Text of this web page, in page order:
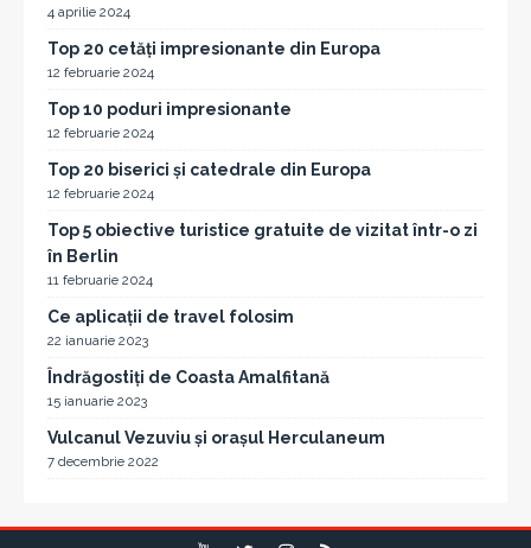
4 aprilie 2024
Top 20 cetăți impresionante din Europa
12 februarie 2024
Top 10 poduri impresionante
12 februarie 2024
Top 20 biserici și catedrale din Europa
12 februarie 2024
Top 5 obiective turistice gratuite de vizitat într-o zi
în Berlin
11 februarie 2024
Ce aplicații de travel folosim
22 ianuarie 2023
Îndrăgostiți de Coasta Amalfitană
15 ianuarie 2023
Vulcanul Vezuviu și orașul Herculaneum
7 decembrie 2022